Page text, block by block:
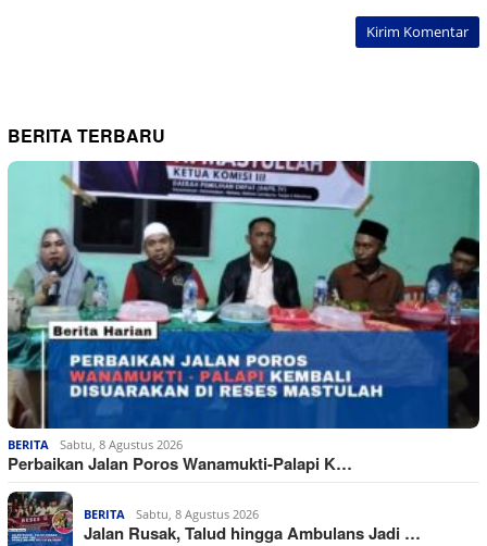
BERITA TERBARU
BERITA Sabtu, 8 Agustus 2026
Perbaikan Jalan Poros Wanamukti-Palapi K…
BERITA Sabtu, 8 Agustus 2026
Jalan Rusak, Talud hingga Ambulans Jadi …